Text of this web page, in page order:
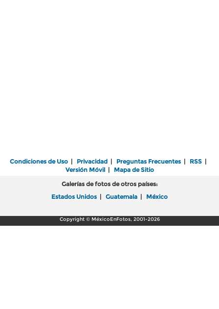
Condiciones de Uso | Privacidad | Preguntas Frecuentes | RSS |
Versión Móvil| Mapa de Sitio
Galerías de fotos de otros países:
Estados Unidos | Guatemala | México
Copyright © MéxicoEnFotos, 2001-2026